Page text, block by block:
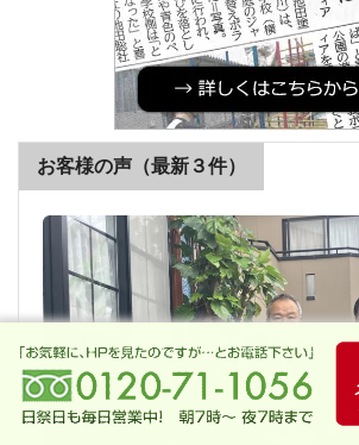
お客様の声（最新３件）